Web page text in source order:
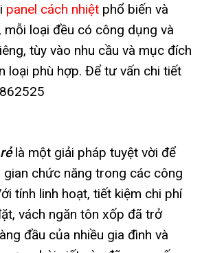
panel cách nhiệt phổ biến và
mỗi loại đều có công dụng và
tùy vào nhu cầu và mục đích
loại phù hợp. Để tư vấn chi tiết
là một giải pháp tuyệt vời để
chức năng trong các công
tính linh hoạt, tiết kiệm chi phí
vách ngăn tôn xốp đã trở
đầu của nhiều gia đình và